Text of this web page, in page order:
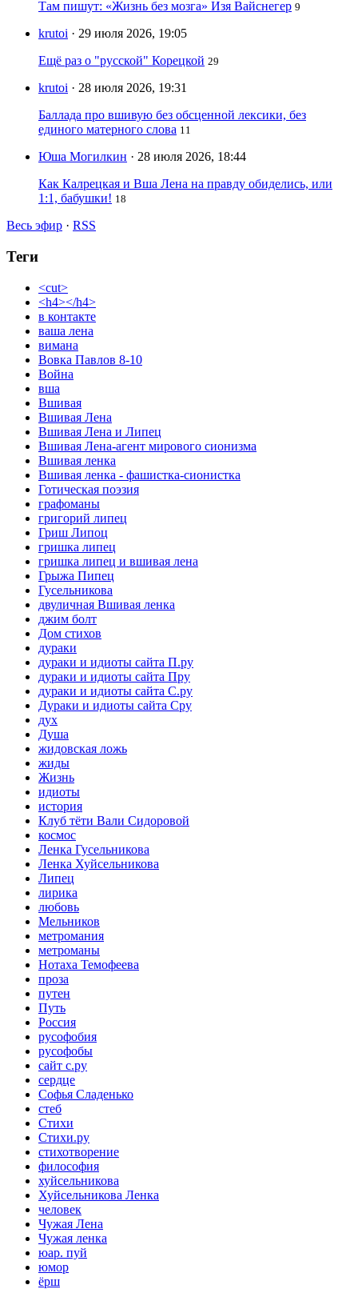
Там пишут: «Жизнь без мозга» Изя Вайснегер 9
krutoi · 29 июля 2026, 19:05
Ещё раз о "русской" Корецкой 29
krutoi · 28 июля 2026, 19:31
Баллада про вшивую без обсценной лексики, без
единого матерного слова 11
Юша Могилкин · 28 июля 2026, 18:44
Как Калрецкая и Вша Лена на правду обиделись, или
1:1, бабушки! 18
Весь эфир · RSS
Теги
<cut>
<h4></h4>
в контакте
ваша лена
вимана
Вовка Павлов 8-10
Война
вша
Вшивая
Вшивая Лена
Вшивая Лена и Липец
Вшивая Лена-агент мирового сионизма
Вшивая ленка
Вшивая ленка - фашистка-сионистка
Готическая поэзия
графоманы
григорий липец
Гриш Липоц
гришка липец
гришка липец и вшивая лена
Грыжа Пипец
Гусельникова
двуличная Вшивая ленка
джим болт
Дом стихов
дураки
дураки и идиоты сайта П.ру
дураки и идиоты сайта Пру
дураки и идиоты сайта С.ру
Дураки и идиоты сайта Сру
дух
Душа
жидовская ложь
жиды
Жизнь
идиоты
история
Клуб тёти Вали Сидоровой
космос
Ленка Гусельникова
Ленка Хуйсельникова
Липец
лирика
любовь
Мельников
метромания
метроманы
Нотаха Темофеева
проза
путен
Путь
Россия
русофобия
русофобы
сайт с.ру
сердце
Софья Сладенько
стеб
Стихи
Стихи.ру
стихотворение
философия
хуйсельникова
Хуйсельникова Ленка
человек
Чужая Лена
Чужая ленка
юар. пуй
юмор
ёрш